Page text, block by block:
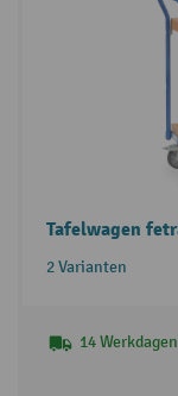
Tafelwagen
2 Varianten
14 Werkdagen